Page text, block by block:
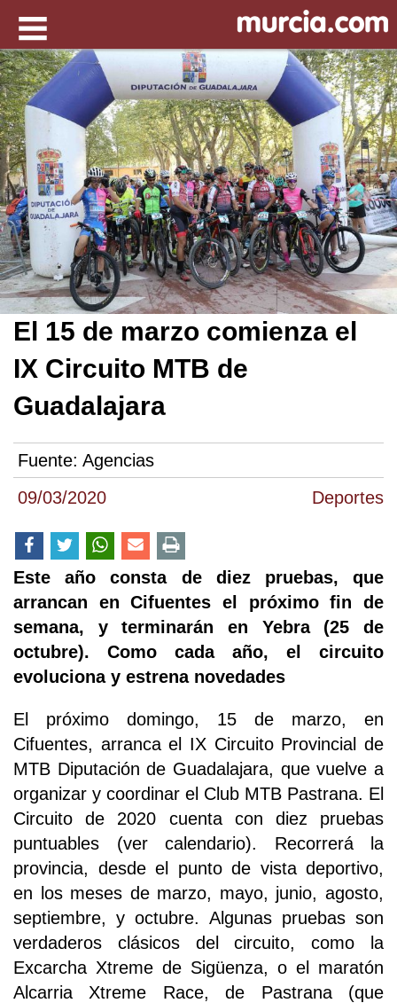
09/03/2020 Deportes
El 15 de marzo comienza el
IX Circuito MTB de
Guadalajara
Fuente: Agencias
Este año consta de diez pruebas, que
arrancan en Cifuentes el próximo fin de
semana, y terminarán en Yebra (25 de
octubre). Como cada año, el circuito
evoluciona y estrena novedades
El próximo domingo, 15 de marzo, en
Cifuentes, arranca el IX Circuito Provincial de
MTB Diputación de Guadalajara, que vuelve a
organizar y coordinar el Club MTB Pastrana. El
Circuito de 2020 cuenta con diez pruebas
puntuables (ver calendario). Recorrerá la
provincia, desde el punto de vista deportivo,
en los meses de marzo, mayo, junio, agosto,
septiembre, y octubre. Algunas pruebas son
verdaderos clásicos del circuito, como la
Excarcha Xtreme de Sigüenza, o el maratón
Alcarria Xtreme Race, de Pastrana (que